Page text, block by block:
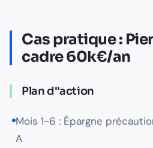
Cas pratique :
cadre 60k€/an
Plan d''action
Mois 1-6 : Épargne
A